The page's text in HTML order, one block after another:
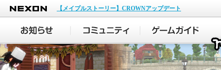
NEXON
【メイプルストーリー】CROWNアップデート